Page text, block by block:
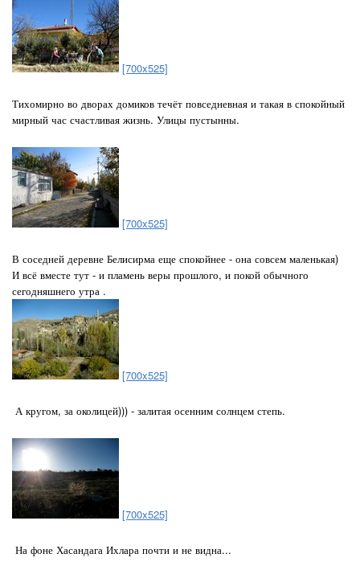
[700x525]
Тихомирно во дворах домиков течёт повседневная и такая в спокойный
мирный час счастливая жизнь. Улицы пустынны.
[700x525]
В соседней деревне Белисирма еще спокойнее - она совсем маленькая)
И всё вместе тут - и пламень веры прошлого, и покой обычного
сегодняшнего утра .
[700x525]
А кругом, за околицей))) - залитая осенним солнцем степь.
[700x525]
На фоне Хасандага Ихлара почти и не видна...